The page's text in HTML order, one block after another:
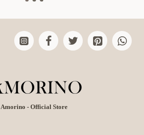
Amorino - Official Store